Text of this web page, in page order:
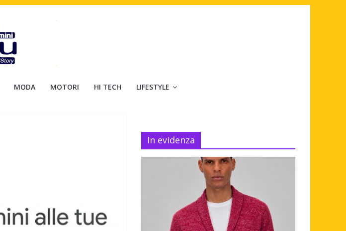
MODA MOTORI HI TECH LIFESTYLE
In evidenza